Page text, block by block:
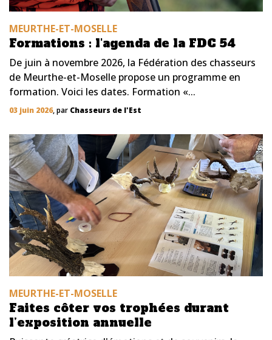
MEURTHE-ET-MOSELLE
Formations : l'agenda de la FDC 54
De juin à novembre 2026, la Fédération des chasseurs
de Meurthe-et-Moselle propose un programme en
formation. Voici les dates. Formation «...
03 juin 2026, par Chasseurs de l'Est
MEURTHE-ET-MOSELLE
Faites côter vos trophées durant
l’exposition annuelle